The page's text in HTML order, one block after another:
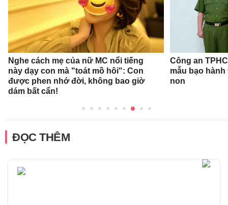
Nghe cách mẹ của nữ MC nổi tiếng
này dạy con mà "toát mồ hôi": Con
được phen nhớ đời, không bao giờ
dám bất cẩn!
Công an
mẫu bạo
non
ĐỌC THÊM